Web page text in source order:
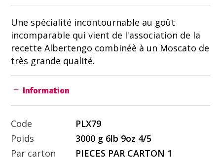
Une spécialité incontournable au goût
incomparable qui vient de l'association de la
recette Albertengo combinéè à un Moscato de
très grande qualité.
Information
Code
PLX79
Poids
3000 g 6lb 9oz 4/5
Par carton
PIECES PAR CARTON 1